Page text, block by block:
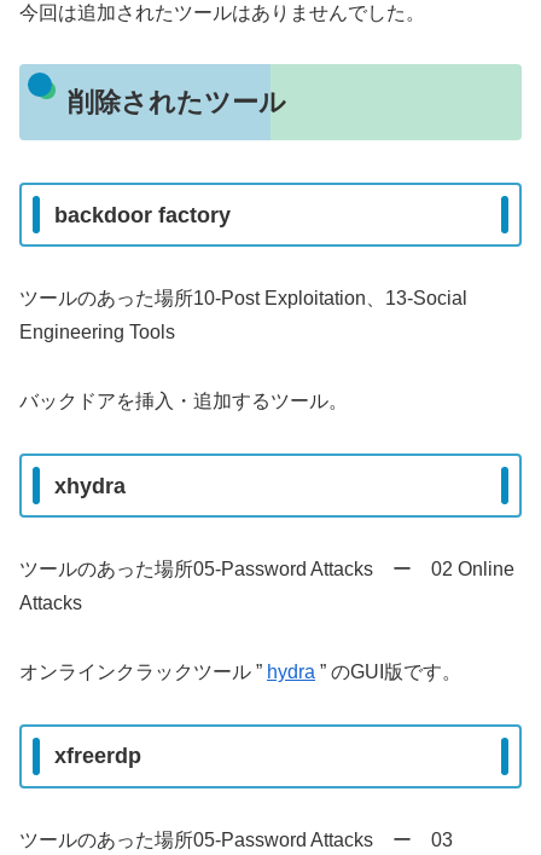
今回は追加されたツールはありませんでした。
削除されたツール
backdoor factory
ツールのあった場所10-Post Exploitation、13-Social
Engineering Tools
バックドアを挿入・追加するツール。
xhydra
ツールのあった場所05-Password Attacks ー 02 Online
Attacks
オンラインクラックツール ” hydra ” のGUI版です。
xfreerdp
ツールのあった場所05-Password Attacks ー 03